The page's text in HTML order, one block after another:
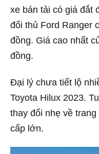
xe bán tải có giá đắt
đối thủ Ford Ranger
đồng. Giá cao nhất
đồng.
Đại lý chưa tiết lộ
Toyota Hilux 2023.
thay đổi nhẹ về
cấp lớn.